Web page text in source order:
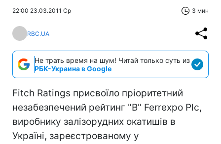
22:00 23.03.2011 Ср 3 мин
RBC.UA
Не трать время на шум! Читай только суть из
РБК-Украина в Google
Fitch Ratings присвоїло пріоритетний
незабезпечений рейтинг "B" Ferrexpo Plc,
виробнику залізорудних окатишів в
Україні, зареєстрованому у